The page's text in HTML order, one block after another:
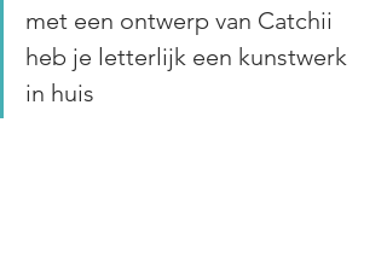
met een ontwerp van Catchii
heb je letterlijk een kunstwerk
in huis